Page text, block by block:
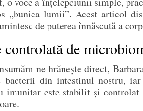
„bunica lumii”. Acest articol
de puterea înnăscută a
controlată de
ne hrănește direct,
din intestinul nostru,
este stabilit și controlat